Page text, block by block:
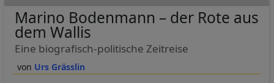
Urs Grässlin
Marino Bodenmann – der Rote aus
dem Wallis
Eine biografisch-politische Zeitreise